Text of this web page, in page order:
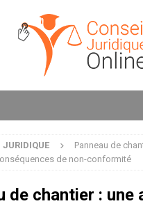
JURIDIQUE
Panneau de
de non-conformité
de chantier : une